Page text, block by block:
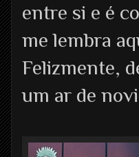
entre si e é
me lembra
Felizmente,
um ar de